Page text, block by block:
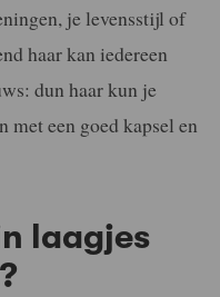
je levensstijl of
haar kan iedereen
dun haar kun je
een goed kapsel en
laagjes